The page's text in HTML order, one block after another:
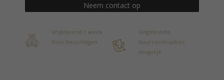
Neem contact op
Vrijblijvend 1 week
thuis bezichtigen
Uitgebreide
huurconstructies
mogelijk